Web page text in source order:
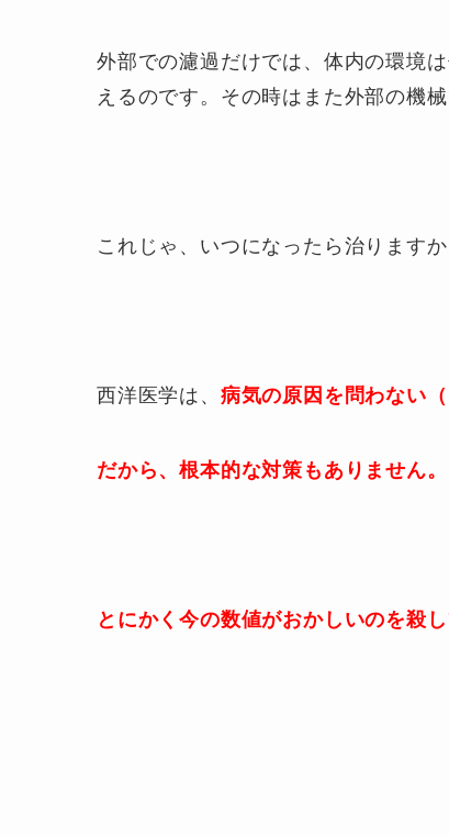
外部での濾過だけでは、体内の環境
えるのです。その時はまた外部の機
これじゃ、いつになったら治りますか
西洋医学は、 病気の原因を問わない
だから、根本的な対策もありません。
とにかく今の数値がおかしいのを殺